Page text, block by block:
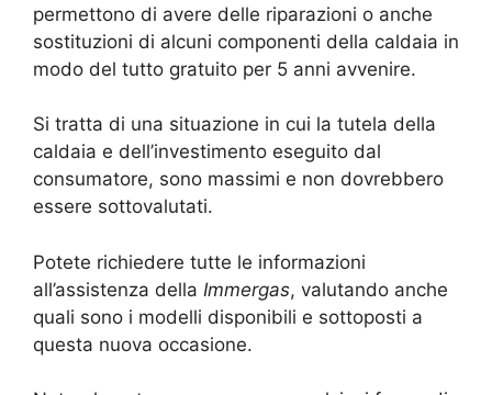
permettono di avere delle riparazioni o anche
sostituzioni di alcuni componenti della caldaia in
modo del tutto gratuito per 5 anni avvenire.
Si tratta di una situazione in cui la tutela della
caldaia e dell’investimento eseguito dal
consumatore, sono massimi e non dovrebbero
essere sottovalutati.
Potete richiedere tutte le informazioni
all’assistenza della Immergas, valutando anche
quali sono i modelli disponibili e sottoposti a
questa nuova occasione.